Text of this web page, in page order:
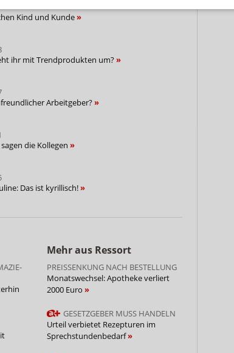
Kind und Kunde
ihr mit Trendprodukten um?
Arbeitgeber?
die Kollegen
Das ist kyrillisch!
Mehr aus Ressort
PREISSENKUNG NACH BESTELLUNG
Monatswechsel: Apotheke verliert
2000 Euro
GESETZGEBER MUSS HANDELN
Urteil verbietet Rezepturen im
Sprechstundenbedarf